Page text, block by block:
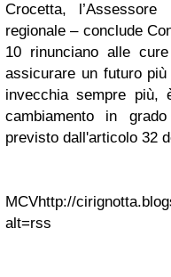
Crocetta,
regionale – conclude
10 rinunciano alle
assicurare un futuro
invecchia sempre più,
cambiamento in
previsto dall'articolo 32
MCVhttp://
alt=rss